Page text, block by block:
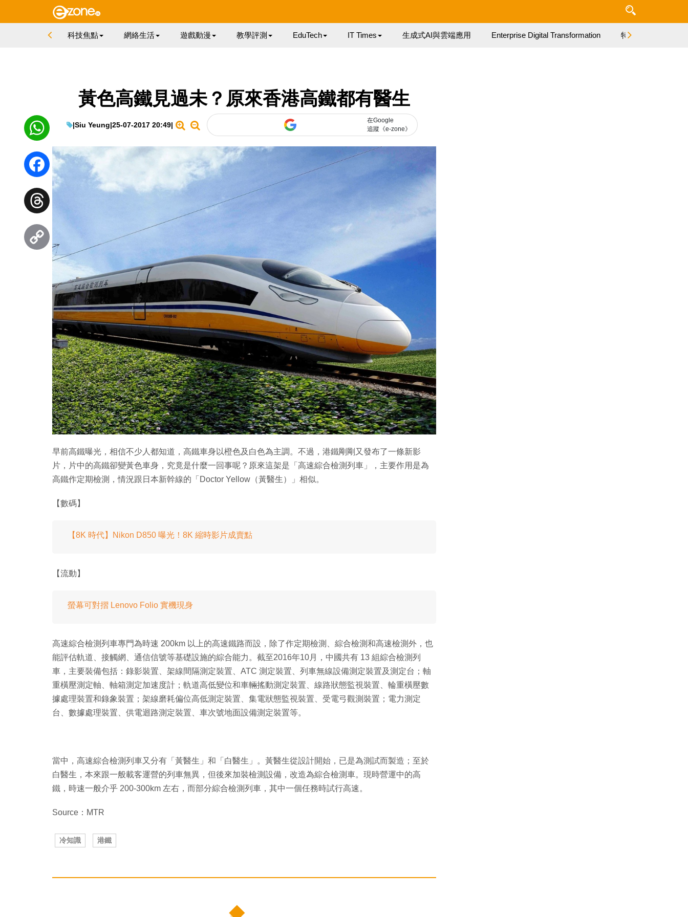
科技焦點 網絡生活 遊戲動漫 教學評測 EduTech IT Times 生成式AI與雲端應用 Enterprise Digital Transformation 特集
黃色高鐵見過未？原來香港高鐵都有醫生
|Siu Yeung|25-07-2017 20:49|
在Google
追蹤《e-zone》
早前高鐵曝光，相信不少人都知道，高鐵車身以橙色及白色為主調。不過，港鐵剛剛又發布了一條新影
片，片中的高鐵卻變黃色車身，究竟是什麼一回事呢？原來這架是「高速綜合檢測列車」，主要作用是為
高鐵作定期檢測，情況跟日本新幹線的「Doctor Yellow（黃醫生）」相似。
【數碼】
【8K 時代】Nikon D850 曝光！8K 縮時影片成賣點
【流動】
螢幕可對摺 Lenovo Folio 實機現身
高速綜合檢測列車專門為時速 200km 以上的高速鐵路而設，除了作定期檢測、綜合檢測和高速檢測外，也
能評估軌道、接觸網、通信信號等基礎設施的綜合能力。截至2016年10月，中國共有 13 組綜合檢測列
車，主要裝備包括：錄影裝置、架線間隔測定裝置、ATC 測定裝置、列車無線設備測定裝置及測定台；軸
重橫壓測定軸、軸箱測定加速度計；軌道高低變位和車輛搖動測定裝置、線路狀態監視裝置、輪重橫壓數
據處理裝置和錄象裝置；架線磨耗偏位高低測定裝置、集電狀態監視裝置、受電弓觀測裝置；電力測定
台、數據處理裝置、供電迴路測定裝置、車次號地面設備測定裝置等。
當中，高速綜合檢測列車又分有「黃醫生」和「白醫生」。黃醫生從設計開始，已是為測試而製造；至於
白醫生，本來跟一般載客運營的列車無異，但後來加裝檢測設備，改造為綜合檢測車。現時營運中的高
鐵，時速一般介乎 200-300km 左右，而部分綜合檢測列車，其中一個任務時試行高速。
Source：MTR
冷知識 港鐵
WhatsApp
Facebook
Threads
Link